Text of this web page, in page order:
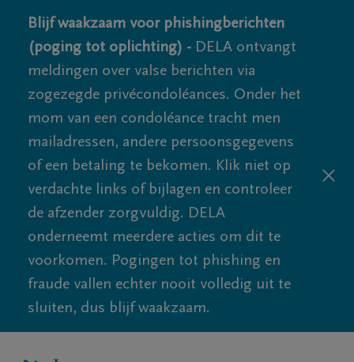
Blijf waakzaam voor phishingberichten
(poging tot oplichting) - DELA ontvangt
meldingen over valse berichten via
zogezegde privécondoléances. Onder het
mom van een condoléance tracht men
mailadressen, andere persoonsgegevens
of een betaling te bekomen. Klik niet op
verdachte links of bijlagen en controleer
de afzender zorgvuldig. DELA
onderneemt meerdere acties om dit te
voorkomen. Pogingen tot phishing en
fraude vallen echter nooit volledig uit te
sluiten, dus blijf waakzaam.